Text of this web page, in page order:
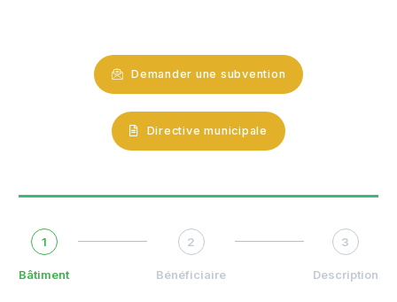
Demander une subvention
Directive municipale
1
Bâtiment
2
Bénéficiaire
3
Description